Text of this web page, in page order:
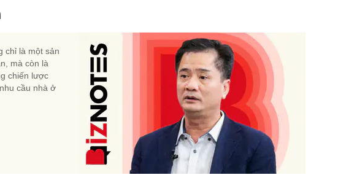
chỉ là một sản
mà còn là
chiến lược
cầu nhà ở